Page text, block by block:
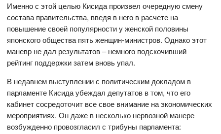
Именно с этой целью Кисида произвел очередную смену
состава правительства, введя в него в расчете на
повышение своей популярности у женской половины
японского общества пять женщин-министров. Однако этот
маневр не дал результатов – немного подскочивший
рейтинг поддержки затем вновь упал.
В недавнем выступлении с политическим докладом в
парламенте Кисида убеждал депутатов в том, что его
кабинет сосредоточит все свое внимание на экономических
мероприятиях. Он даже в несколько нервозной манере
возбужденно провозгласил с трибуны парламента: